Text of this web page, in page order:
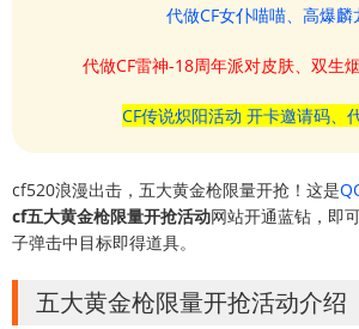
代做CF女仆喵喵、高爆麟
代做CF雷神-18周年派对皮肤、双生
CF传说炽阳活动 开卡邀请码、
cf520浪漫出击，五大黄金枪限量开抢！这是
cf五大黄金枪限量开抢活动网站开通蓝钻，即
子弹击中目标即得道具。
五大黄金枪限量开抢活动介绍